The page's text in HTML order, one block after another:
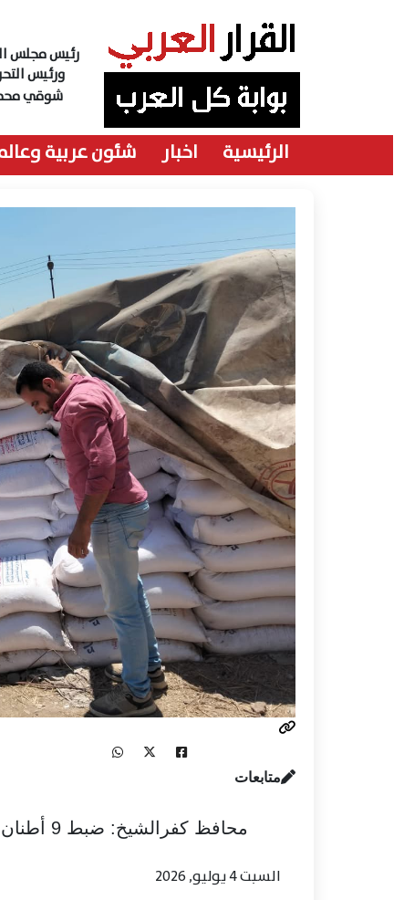
رئيس مجلس
ورئيس
شوقي
الرئيسية اخبار شئون عربية
متابعات
محافظ كفرالشيخ: ضبط 9 أطنان ملح طعام مجهول المصدر بمركز الرياض
السبت 4 يوليو, 2026